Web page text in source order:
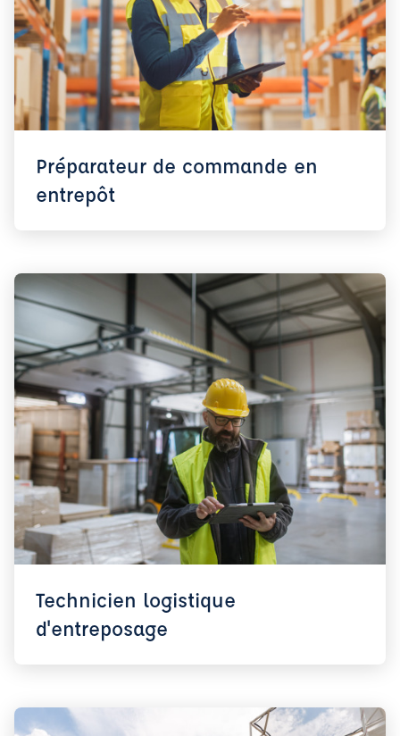
Préparateur de commande en
entrepôt
Technicien logistique
d'entreposage